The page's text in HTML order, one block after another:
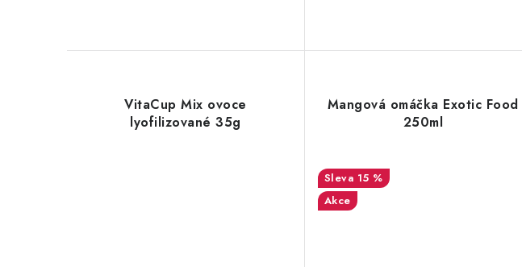
VitaCup Mix ovoce
lyofilizované 35g
Mangová omáčka Exotic Food
250ml
15 %
Akce